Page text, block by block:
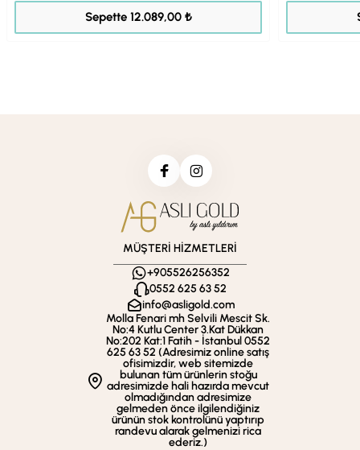
Sepette 12.089,00 ₺
MÜŞTERİ HİZMETLERİ
+905526256352
0552 625 63 52
info@asligold.com
Molla Fenari mh Selvili Mescit Sk.
No:4 Kutlu Center 3.Kat Dükkan
No:202 Kat:1 Fatih - İstanbul 0552
625 63 52 (Adresimiz online satış
ofisimizdir, web sitemizde
bulunan tüm ürünlerin stoğu
adresimizde hali hazırda mevcut
olmadığından adresimize
gelmeden önce ilgilendiğiniz
ürünün stok kontrolünü yaptırıp
randevu alarak gelmenizi rica
ederiz.)